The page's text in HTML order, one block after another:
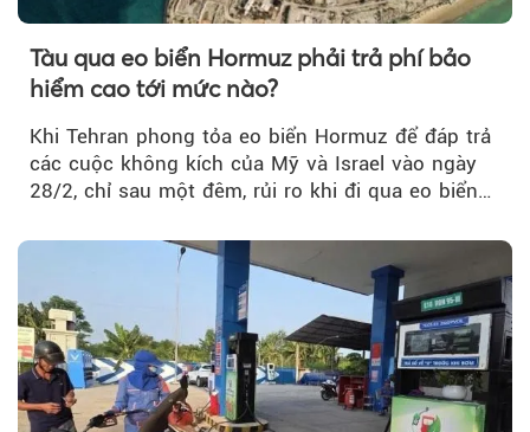
Tàu qua eo biển Hormuz phải trả phí bảo
hiểm cao tới mức nào?
Khi Tehran phong tỏa eo biển Hormuz để đáp trả
các cuộc không kích của Mỹ và Israel vào ngày
28/2, chỉ sau một đêm, rủi ro khi đi qua eo biển
theo.